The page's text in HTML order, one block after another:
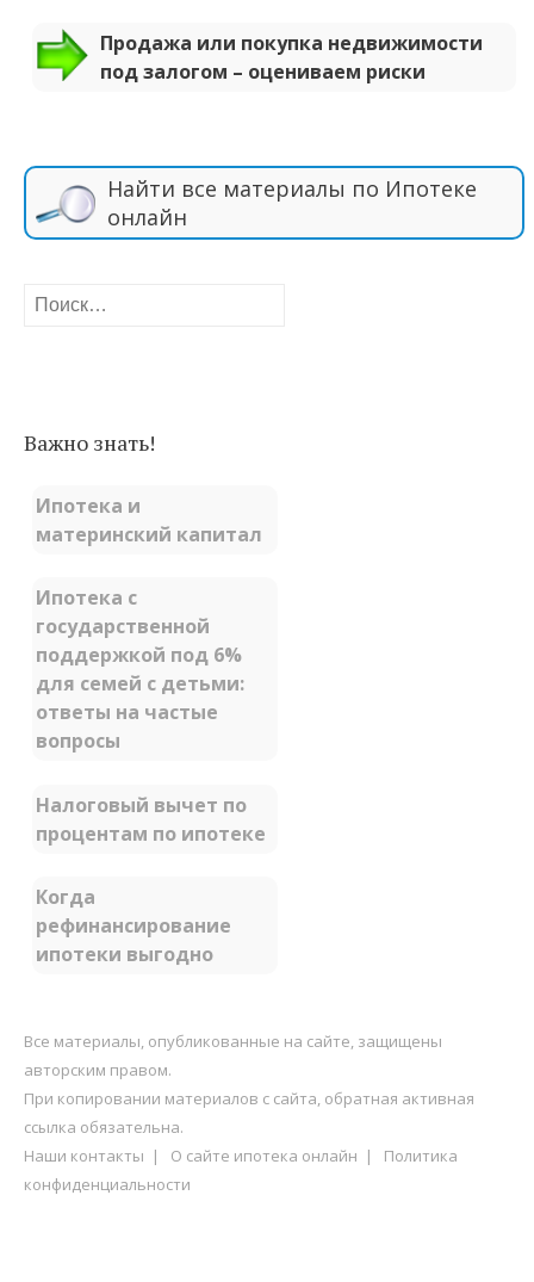
Продажа или покупка недвижимости
под залогом – оцениваем риски
Найти все материалы по Ипотеке
онлайн
Найти:
Важно знать!
Ипотека и
материнский капитал
Ипотека с
государственной
поддержкой под 6%
для семей с детьми:
ответы на частые
вопросы
Налоговый вычет по
процентам по ипотеке
Когда
рефинансирование
ипотеки выгодно
Все материалы, опубликованные на сайте, защищены
авторским правом.
При копировании материалов с сайта, обратная активная
ссылка обязательна.
Наши контакты | О сайте ипотека онлайн | Политика
конфиденциальности